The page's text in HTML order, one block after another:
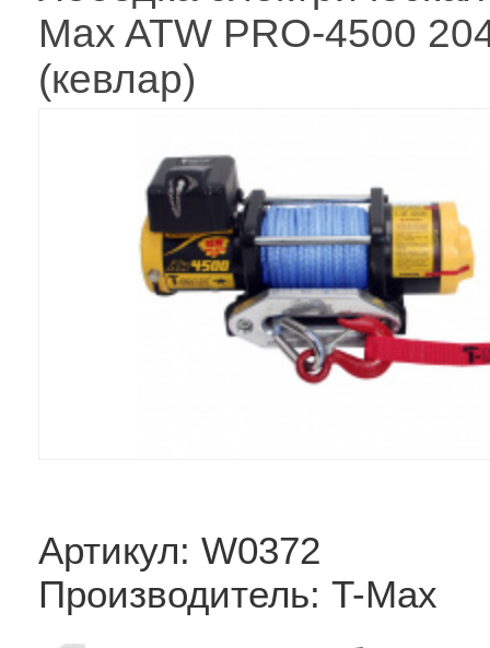
Max ATW PRO-4500
(кевлар)
Артикул: W0372
Производитель: T-Max